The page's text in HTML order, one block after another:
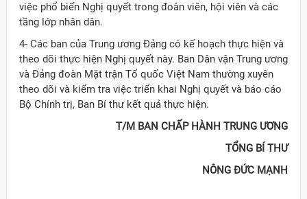
việc phổ biến Nghị quyết trong đoàn viên, hội viên và các
tầng lớp nhân dân.
4- Các ban của Trung ương Ðảng có kế hoạch thực hiện và
theo dõi thực hiện Nghị quyết này. Ban Dân vận Trung ương
và Ðảng đoàn Mặt trận Tổ quốc Việt Nam thường xuyên
theo dõi và kiểm tra việc triển khai Nghị quyết và báo cáo
Bộ Chính trị, Ban Bí thư kết quả thực hiện.
T/M BAN CHẤP HÀNH TRUNG ƯƠNG
TỔNG BÍ THƯ
NÔNG ÐỨC MẠNH